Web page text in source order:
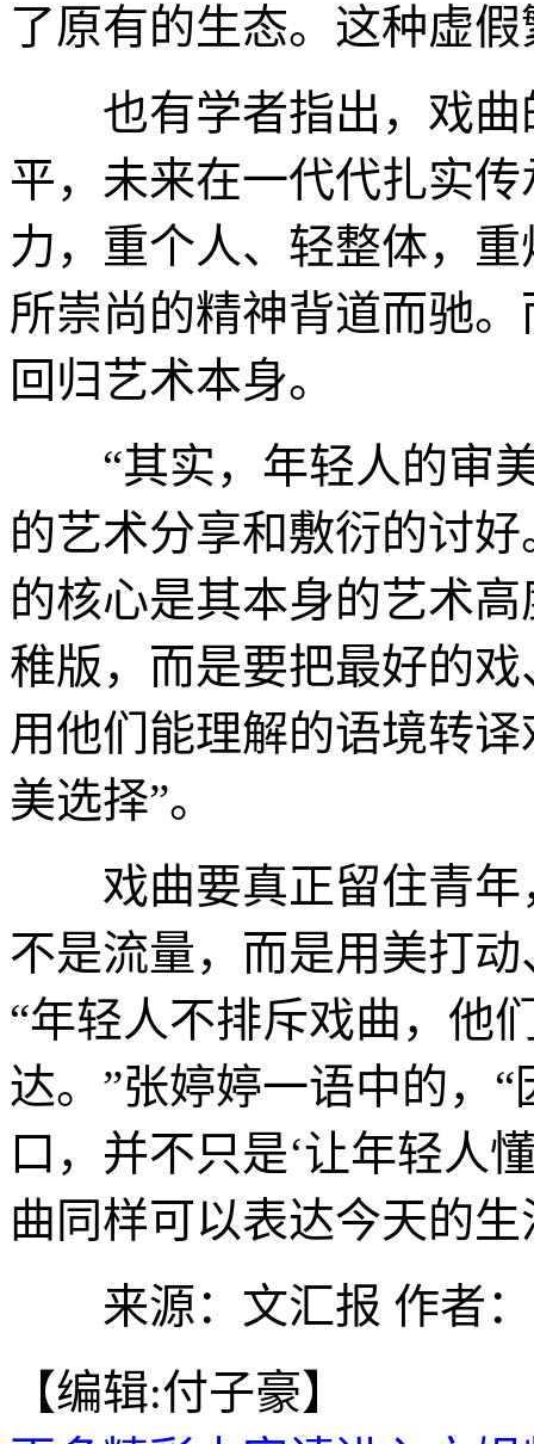
了原有的生态。这种虚
也有学者指出，戏曲
平，未来在一代代扎实
力，重个人、轻整体，
所崇尚的精神背道而驰
回归艺术本身。
“其实，年轻人的审美
的艺术分享和敷衍的讨
的核心是其本身的艺术
稚版，而是要把最好的
用他们能理解的语境转
美选择”。
戏曲要真正留住青年
不是流量，而是用美打
“年轻人不排斥戏曲，他
达。”张婷婷一语中的，
口，并不只是‘让年轻人
曲同样可以表达今天的
来源：文汇报 作者：
【编辑:付子豪】